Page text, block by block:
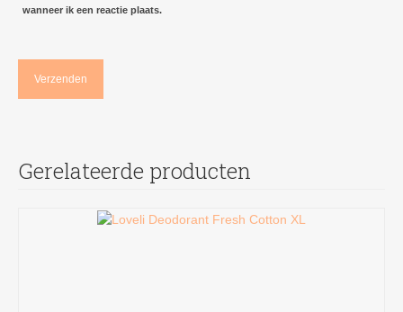
wanneer ik een reactie plaats.
Gerelateerde producten